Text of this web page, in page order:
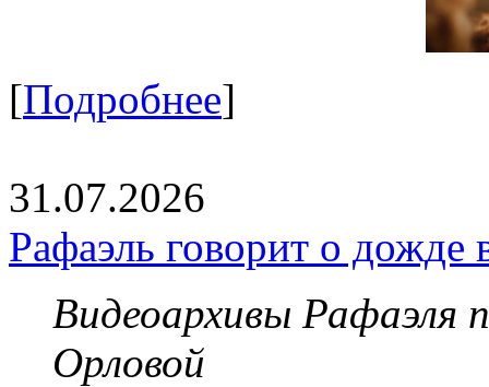
[Подробнее]
31.07.2026
Рафаэль говорит о дожде
Видеоархивы Рафаэля
Орловой